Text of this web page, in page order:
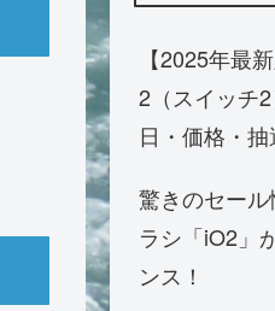
【2025年最
2（スイッチ
日・価格・抽
驚きのセー
ラシ「iO2」
ンス！